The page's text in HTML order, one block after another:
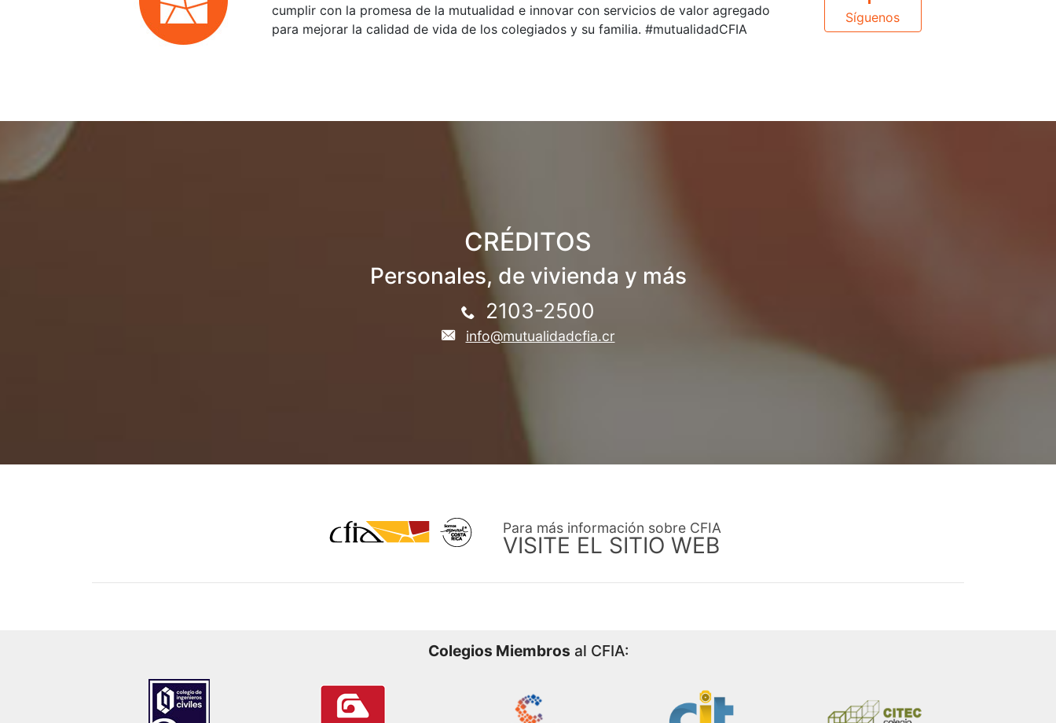
cumplir con la promesa de la mutualidad e innovar con servicios de valor agregado
para mejorar la calidad de vida de los colegiados y su familia. #mutualidadCFIA
Síguenos
CRÉDITOS
Personales, de vivienda y más
2103-2500
info@mutualidadcfia.cr
Para más información sobre CFIA
VISITE EL SITIO WEB
Colegios Miembros al CFIA: